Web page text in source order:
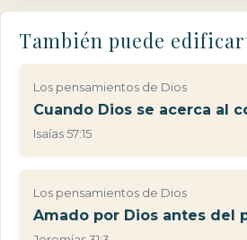
También puede
Los pensamientos de Dios
Cuando Dios se acerca al
Isaías 57:15
Los pensamientos de Dios
Amado por Dios antes del